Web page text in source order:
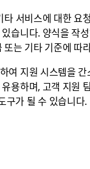
서비스에 대한
습니다. 양식을 작
는 기타 기준에 따
여 지원 시스템을
용하며, 고객 지원
구가 될 수 있습니다.